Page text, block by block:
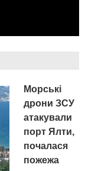
Морські
дрони ЗСУ
атакували
порт Ялти,
почалася
пожежа